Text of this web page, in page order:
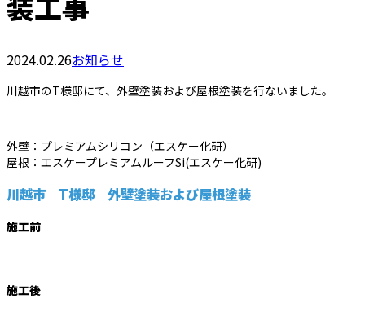
2024.02.26お知らせ
川越市のT様邸にて、外壁塗装および屋根塗装を行ないました。
外壁：プレミアムシリコン（エスケー化研）
屋根：エスケープレミアムルーフSi(エスケー化研)
川越市 T様邸 外壁塗装および屋根塗装
施工前
施工後